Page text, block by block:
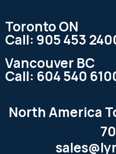
Toronto ON
Call: 905 453
Vancouver BC
Call: 604 540
North America